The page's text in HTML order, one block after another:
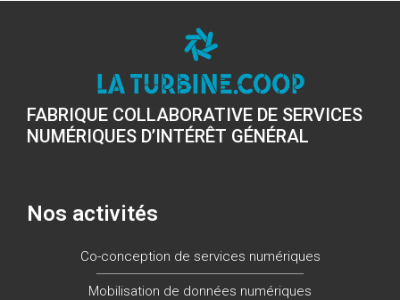
FABRIQUE COLLABORATIVE DE SERVICES
NUMÉRIQUES D’INTÉRÊT GÉNÉRAL
Nos activités
Co-conception de services numériques
Mobilisation de données numériques